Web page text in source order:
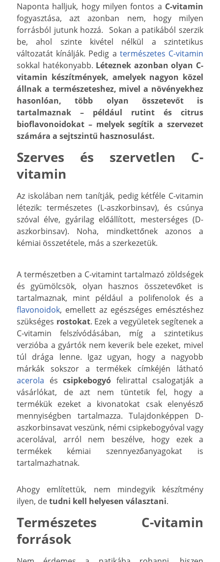
Naponta halljuk, hogy milyen fontos a C-vitamin
fogyasztása, azt azonban nem, hogy milyen
forrásból jutunk hozzá. Sokan a patikából szerzik
be, ahol szinte kivétel nélkül a szintetikus
változatát kínálják. Pedig a természetes C-vitamin
sokkal hatékonyabb. Léteznek azonban olyan C-
vitamin készítmények, amelyek nagyon közel
állnak a természeteshez, mivel a növényekhez
hasonlóan, több olyan összetevőt is
tartalmaznak – például rutint és citrus
bioflavonoidokat – melyek segítik a szervezet
számára a sejtszintű hasznosulást.
Szerves és szervetlen C-
vitamin
Az iskolában nem tanítják, pedig kétféle C-vitamin
létezik: természetes (L-aszkorbinsav), és csúnya
szóval élve, gyárilag előállított, mesterséges (D-
aszkorbinsav). Noha, mindkettőnek azonos a
kémiai összetétele, más a szerkezetük.
A természetben a C-vitamint tartalmazó zöldségek
és gyümölcsök, olyan hasznos összetevőket is
tartalmaznak, mint például a polifenolok és a
flavonoidok, emellett az egészséges emésztéshez
szükséges rostokat. Ezek a vegyületek segítenek a
C-vitamin felszívódásában, míg a szintetikus
verzióba a gyártók nem keverik bele ezeket, mivel
túl drága lenne. Igaz ugyan, hogy a nagyobb
márkák sokszor a termékek címkéjén látható
acerola éscsipkebogyó felirattal csalogatják a
vásárlókat, de azt nem tüntetik fel, hogy a
termékük ezeket a kivonatokat csak elenyésző
mennyiségben tartalmazza. Tulajdonképpen D-
aszkorbinsavat veszünk, némi csipkebogyóval vagy
acerolával, arról nem beszélve, hogy ezek a
termékek kémiai szennyezőanyagokat is
tartalmazhatnak.
Ahogy említettük, nem mindegyik készítmény
ilyen, detudni kell helyesen választani.
Természetes C-vitamin
források